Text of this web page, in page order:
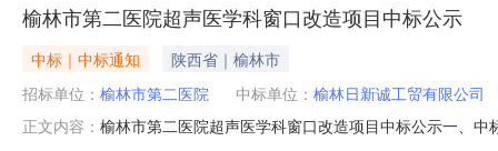
榆林市第二医院超声医学科窗口改造项目中标公示
中标｜中标通知
陕西省｜榆林市
招标单位： 榆林市第二医院 中标单位： 榆林日新诚工贸有限公司
正文内容： 榆林市第二医院超声医学科窗口改造项目中标公示一、